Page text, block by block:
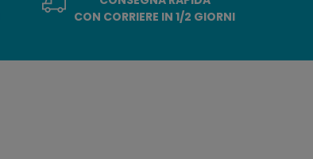
CON CORRIERE IN 1/2 GIORNI